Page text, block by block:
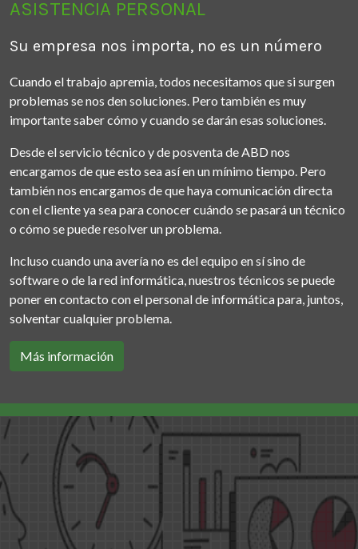
ASISTENCIA PERSONAL
Su empresa nos importa, no es un número
Cuando el trabajo apremia, todos necesitamos que si surgen
problemas se nos den soluciones. Pero también es muy
importante saber cómo y cuando se darán esas soluciones.
Desde el servicio técnico y de posventa de ABD nos
encargamos de que esto sea así en un mínimo tiempo. Pero
también nos encargamos de que haya comunicación directa
con el cliente ya sea para conocer cuándo se pasará un técnico
o cómo se puede resolver un problema.
Incluso cuando una avería no es del equipo en sí sino de
software o de la red informática, nuestros técnicos se puede
poner en contacto con el personal de informática para, juntos,
solventar cualquier problema.
Más información